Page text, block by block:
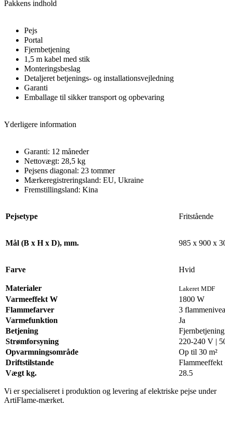
Pakkens indhold
Pejs
Portal
Fjernbetjening
1,5 m kabel med stik
Monteringsbeslag
Detaljeret betjenings- og installationsvejledning
Garanti
Emballage til sikker transport og opbevaring
Yderligere information
Garanti: 12 måneder
Nettovægt: 28,5 kg
Pejsens diagonal: 23 tommer
Mærkeregistreringsland: EU, Ukraine
Fremstillingsland: Kina
Pejsetype Fritstående
Mål (B x H x D), mm. 985 x 900 x
Farve Hvid
Materialer Lakeret MDF
Varmeeffekt W
1800 W
Flammefarver
3
Varmefunktion
Ja
Betjening
Strømforsyning
220-240 V |
Opvarmningsområde
Op til 30 m²
Driftstilstande
Flammeeffekt
Vægt kg.
28.5
Vi er specialiseret i produktion og levering af elektriske pejse under
ArtiFlame-mærket.